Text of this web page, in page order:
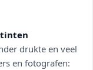
tinten
drukte en veel
en fotografen: